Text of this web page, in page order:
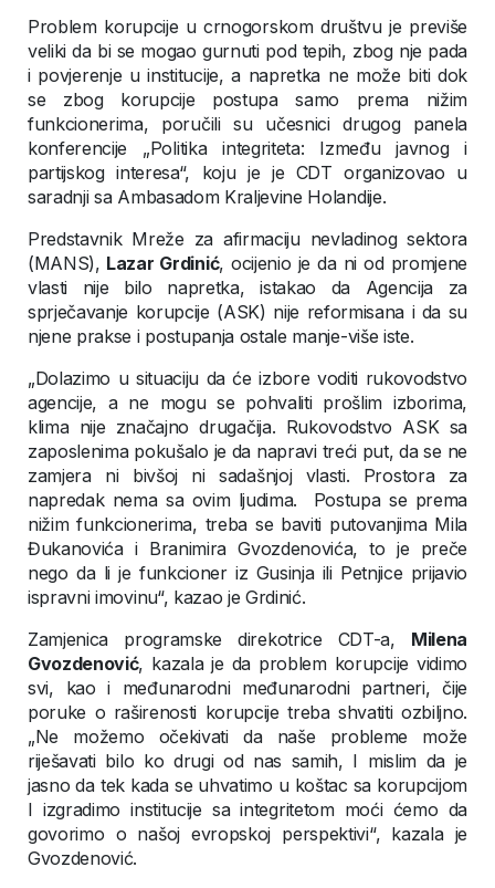
Problem korupcije u crnogorskom društvu je previše
veliki da bi se mogao gurnuti pod tepih, zbog nje pada
i povjerenje u institucije, a napretka ne može biti dok
se zbog korupcije postupa samo prema nižim
funkcionerima, poručili su učesnici drugog panela
konferencije „Politika integriteta: Između javnog i
partijskog interesa“, koju je je CDT organizovao u
saradnji sa Ambasadom Kraljevine Holandije.
Predstavnik Mreže za afirmaciju nevladinog sektora
(MANS), Lazar Grdinić, ocijenio je da ni od promjene
vlasti nije bilo napretka, istakao da Agencija za
sprječavanje korupcije (ASK) nije reformisana i da su
njene prakse i postupanja ostale manje-više iste.
„Dolazimo u situaciju da će izbore voditi rukovodstvo
agencije, a ne mogu se pohvaliti prošlim izborima,
klima nije značajno drugačija. Rukovodstvo ASK sa
zaposlenima pokušalo je da napravi treći put, da se ne
zamjera ni bivšoj ni sadašnjoj vlasti. Prostora za
napredak nema sa ovim ljudima. Postupa se prema
nižim funkcionerima, treba se baviti putovanjima Mila
Đukanovića i Branimira Gvozdenovića, to je preče
nego da li je funkcioner iz Gusinja ili Petnjice prijavio
ispravni imovinu“, kazao je Grdinić.
Zamjenica programske direkotrice CDT-a, Milena
Gvozdenović, kazala je da problem korupcije vidimo
svi, kao i međunarodni međunarodni partneri, čije
poruke o raširenosti korupcije treba shvatiti ozbiljno.
„Ne možemo očekivati da naše probleme može
riješavati bilo ko drugi od nas samih, I mislim da je
jasno da tek kada se uhvatimo u koštac sa korupcijom
I izgradimo institucije sa integritetom moći ćemo da
govorimo o našoj evropskoj perspektivi“, kazala je
Gvozdenović.